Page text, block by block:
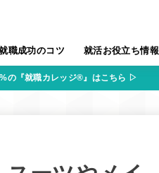
職成功のコツ 就活お役立ち情報
の『就職カレッジ®』はこちら ▷